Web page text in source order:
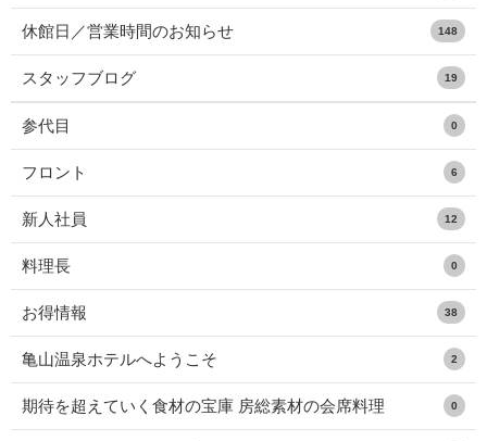
休館日／営業時間のお知らせ 148
スタッフブログ 19
参代目 0
フロント 6
新人社員 12
料理長 0
お得情報 38
亀山温泉ホテルへようこそ 2
期待を超えていく食材の宝庫 房総素材の会席料理 0